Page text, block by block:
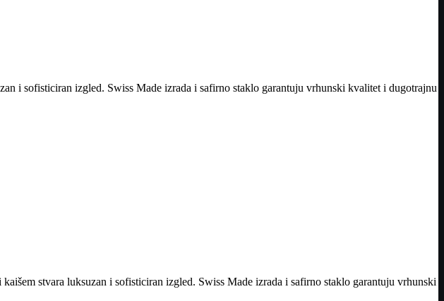
i sofisticiran izgled. Swiss Made izrada i safirno staklo garantuju vrhunski kvalitet i dugotrajnu
stvara luksuzan i sofisticiran izgled. Swiss Made izrada i safirno staklo garantuju vrhunski